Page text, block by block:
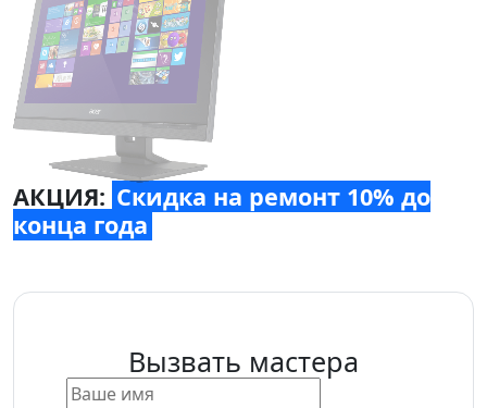
АКЦИЯ: Скидка на ремонт 10% до
конца года
Вызвать мастера